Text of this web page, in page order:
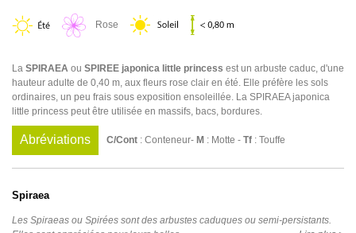
Rose
La SPIRAEA ou SPIREE japonica little princess est un arbuste caduc, d'une
hauteur adulte de 0,40 m, aux fleurs rose clair en été. Elle préfère les sols
ordinaires, un peu frais sous exposition ensoleillée. La SPIRAEA japonica
little princess peut être utilisée en massifs, bacs, bordures.
Abréviations C/Cont : Conteneur- M : Motte - Tf : Touffe
Spiraea
Les Spiraeas ou Spirées sont des arbustes caduques ou semi-persistants.